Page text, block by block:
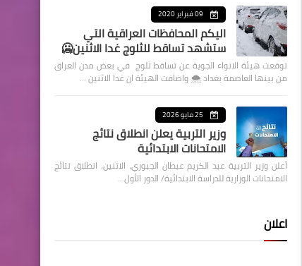
09 فبراير 2020
اليكم المحافظات العراقية التي
ستشهد تساقط للثلوج غدا الاثنين🥶
توقعت هيئة الانواء الجوية عن تساقط ثلوج في بعض مدن العراق
من بينها العاصمة بغداد ⁦🌨️⁩ واضافت الهيئة ان غدا الاثنين …
25 مايو 2026
وزير التربية يعلن انطلاق نتائج
الامتحانات الابتدائية
أعلن وزير التربية عبد الكريم عبطان الجبوري، الاثنين، انطلاق نتائج
الامتحانات الوزارية للدراسة الابتدائية/ الدور الأول…
اعلان